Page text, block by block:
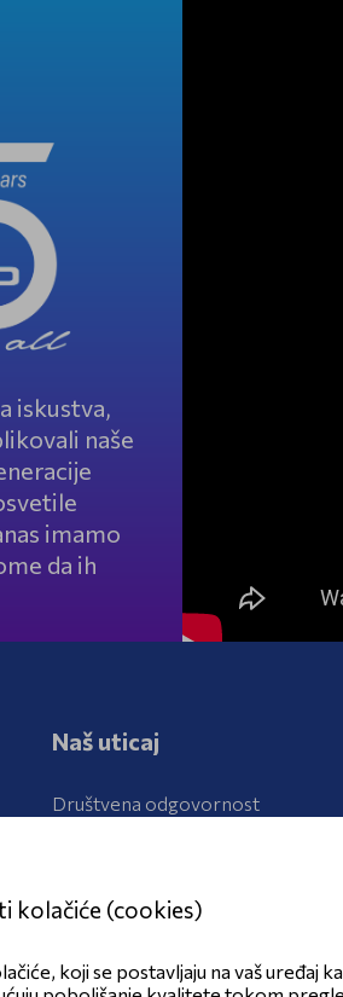
iskustva,
naše
imamo
da ih
Naš uticaj
Društvena odgovornost
Medijski centar
kolačiće (cookies)
koji se postavljaju na vaš uređaj